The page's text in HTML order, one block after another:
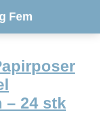
Fem
– 24 stk